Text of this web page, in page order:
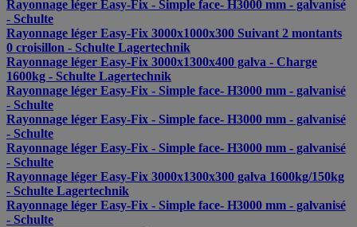
Rayonnage léger Easy-Fix - Simple face- H3000 mm - galvanisé
- Schulte
Rayonnage léger Easy-Fix 3000x1000x300 Suivant 2 montants
0 croisillon - Schulte Lagertechnik
Rayonnage léger Easy-Fix 3000x1300x400 galva - Charge
1600kg - Schulte Lagertechnik
Rayonnage léger Easy-Fix - Simple face- H3000 mm - galvanisé
- Schulte
Rayonnage léger Easy-Fix - Simple face- H3000 mm - galvanisé
- Schulte
Rayonnage léger Easy-Fix - Simple face- H3000 mm - galvanisé
- Schulte
Rayonnage léger Easy-Fix 3000x1300x300 galva 1600kg/150kg
- Schulte Lagertechnik
Rayonnage léger Easy-Fix - Simple face- H3000 mm - galvanisé
- Schulte